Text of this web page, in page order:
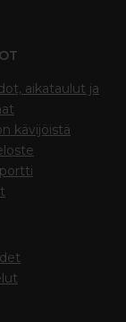
aikataulut ja
kävijöistä